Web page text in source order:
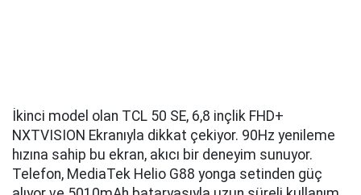
İkinci model olan TCL 50 SE, 6,8 inçlik FHD+
NXTVISION Ekranıyla dikkat çekiyor. 90Hz yenileme
hızına sahip bu ekran, akıcı bir deneyim sunuyor.
Telefon, MediaTek Helio G88 yonga setinden güç